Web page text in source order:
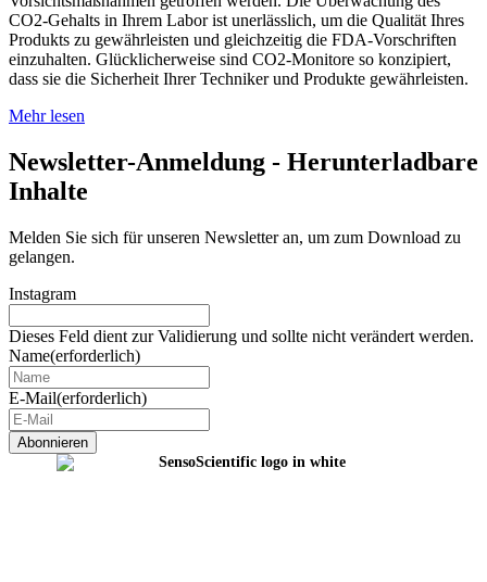
CO2-Gehalts in Ihrem Labor ist unerlässlich, um die Qualität Ihres
Produkts zu gewährleisten und gleichzeitig die FDA-Vorschriften
einzuhalten. Glücklicherweise sind CO2-Monitore so konzipiert,
dass sie die Sicherheit Ihrer Techniker und Produkte gewährleisten.
Mehr lesen
Newsletter-Anmeldung - Herunterladbare
Inhalte
Melden Sie sich für unseren Newsletter an, um zum Download zu
gelangen.
Instagram
Dieses Feld dient zur Validierung und sollte nicht verändert werden.
Name(erforderlich)
E-Mail(erforderlich)